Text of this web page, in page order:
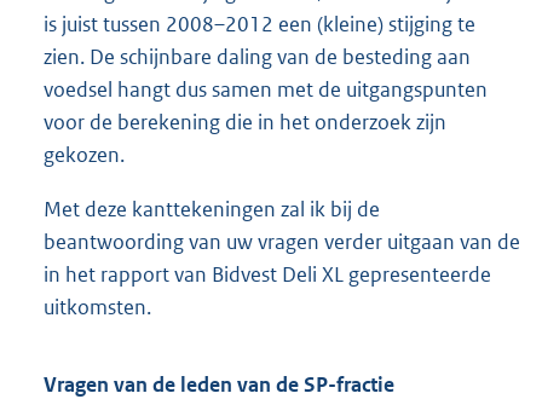
is juist tussen 2008–2012 een (kleine) stijging te
zien. De schijnbare daling van de besteding aan
voedsel hangt dus samen met de uitgangspunten
voor de berekening die in het onderzoek zijn
gekozen.
Met deze kanttekeningen zal ik bij de
beantwoording van uw vragen verder uitgaan van de
in het rapport van Bidvest Deli XL gepresenteerde
uitkomsten.
Vragen van de leden van de SP-fractie